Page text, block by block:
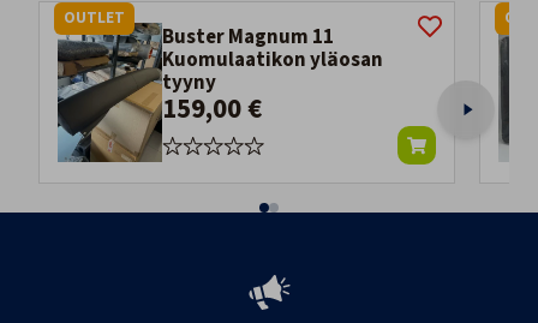
Buster Magnum 11
Kuomulaatikon yläosan
tyyny
159,00 €
OUTLET